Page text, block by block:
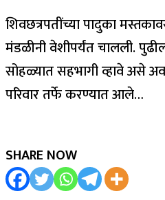
शिवछत्रपतींच्या पादुका
मंडळीनी वेशीपर्यंत चालली.
सोहळ्यात सहभागी व्हावे असे
परिवार तर्फे करण्यात आले…
SHARE NOW